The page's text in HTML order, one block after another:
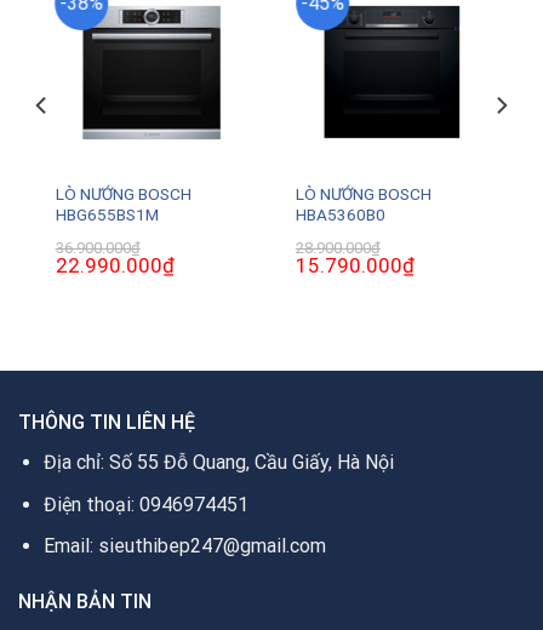
LÒ NƯỚNG BOSCH
HBG655BS1M
36.900.000₫
Giá
gốc
22.990.000₫Giá
hiện
LÒ NƯỚNG BOSCH
HBA5360B0
28.900.000₫
Giá
gốc
15.790.000₫Giá
hiện
THÔNG TIN LIÊN HỆ
Địa chỉ: Số 55 Đỗ Quang, Cầu Giấy, Hà Nội
Điện thoại: 0946974451
Email: sieuthibep247@gmail.com
NHẬN BẢN TIN